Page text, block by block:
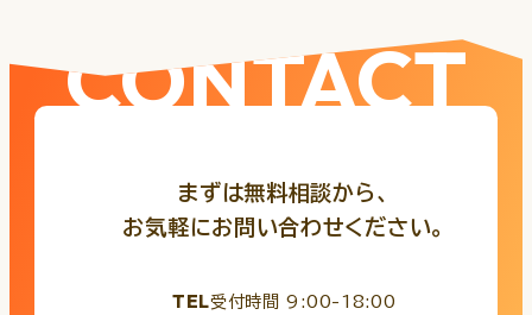
CONTACT
まずは無料相談から、
お気軽にお問い合わせください。
TEL受付時間 9:00-18:00